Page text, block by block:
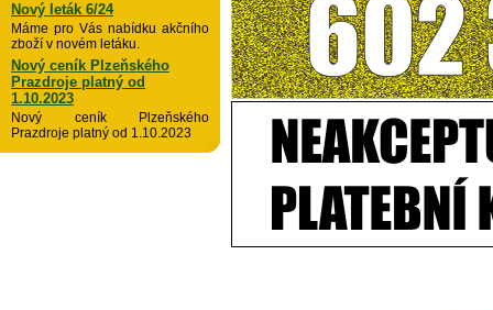
Nový leták 6/24
Máme pro Vás nabídku akčního
zboží v novém letáku.
Nový ceník Plzeňského
Prazdroje platný od
1.10.2023
Nový ceník Plzeňského
Prazdroje platný od 1.10.2023